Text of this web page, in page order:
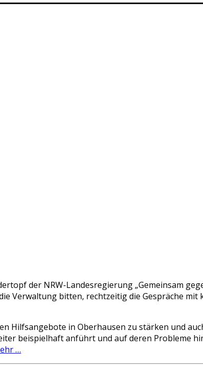
der NRW-Landesregierung „Gemeinsam
Verwaltung bitten, rechtzeitig die Gespräche
Hilfsangebote in Oberhausen zu stärken und
beispielhaft anführt und auf deren Probleme
…